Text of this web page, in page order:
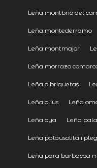
Leña montbrió del
Leña montederramo
Leña montmajor
Leña morrazo
Leña o briquetas
Leña olius Leña
Leña oya Leña
Leña palausolità i
Leña para barbacoa